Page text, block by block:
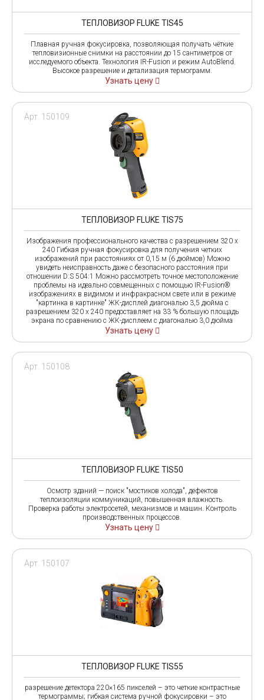
ТЕПЛОВИЗОР FLUKE TIS45
Плавная ручная фокусировка, позволяющая получать чёткие
тепловизионные снимки на расстоянии до 15 сантиметров от
исследуемого объекта. Технология IR-Fusion и режим AutoBlend.
Высокое разрешение и детализация термограмм.
Узнать цену
Арт. 150109
ТЕПЛОВИЗОР FLUKE TIS75
Изображения профессионального качества с разрешением 320 x
240 Гибкая ручная фокусировка для получения четких
изображений при расстояниях от 0,15 м (6 дюймов) Можно
увидеть неисправность даже с безопасного расстояния при
отношении D:S 504:1 Можно рассмотреть точное местоположение
проблемы на идеально совмещенных с помощью IR-Fusion®
изображениях в видимом и инфракрасном свете или в режиме
"картинка в картинке" ЖК-дисплей диагональю 3,5 дюйма с
разрешением 320 x 240 предоставляет на 33 % большую площадь
экрана по сравнению с ЖК-дисплеем с диагональю 3,0 дюйма
Узнать цену
Арт. 150108
ТЕПЛОВИЗОР FLUKE TIS50
Осмотр зданий — поиск "мостиков холода", дефектов
теплоизоляции коммуникаций, повышенная влажность.
Проверка работы электросетей, механизмов и машин. Контроль
производственных процессов.
Узнать цену
Арт. 150107
ТЕПЛОВИЗОР FLUKE TIS55
разрешение детектора 220×165 пикселей – это четкие контрастные
термограммы; гибкая система ручной фокусировки – это